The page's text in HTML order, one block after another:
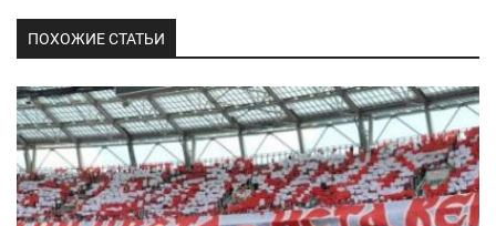
ПОХОЖИЕ СТАТЬИ